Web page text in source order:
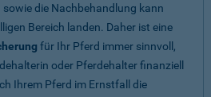
die Nachbehandlung kann
Bereich landen. Daher ist eine
für Ihr Pferd immer sinnvoll,
oder Pferdehalter finanziell
Ihrem Pferd im Ernstfall die